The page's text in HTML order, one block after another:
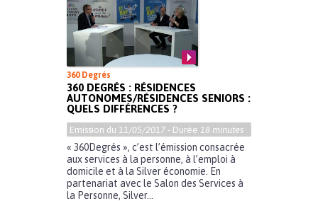
360 Degrés
360 DEGRÉS : RÉSIDENCES
AUTONOMES/RÉSIDENCES SENIORS :
QUELS DIFFÉRENCES ?
Emission du 11/05/2017 - Durée 18 minutes
« 360Degrés », c’est l’émission consacrée
aux services à la personne, à l’emploi à
domicile et à la Silver économie. En
partenariat avec le Salon des Services à
la Personne, Silver...